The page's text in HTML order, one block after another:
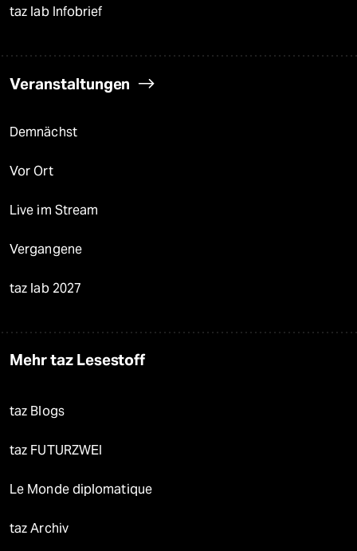
taz lab Infobrief
Veranstaltungen
Demnächst
Vor Ort
Live im Stream
Vergangene
taz lab 2027
Mehr taz Lesestoff
taz Blogs
taz FUTURZWEI
Le Monde diplomatique
taz Archiv